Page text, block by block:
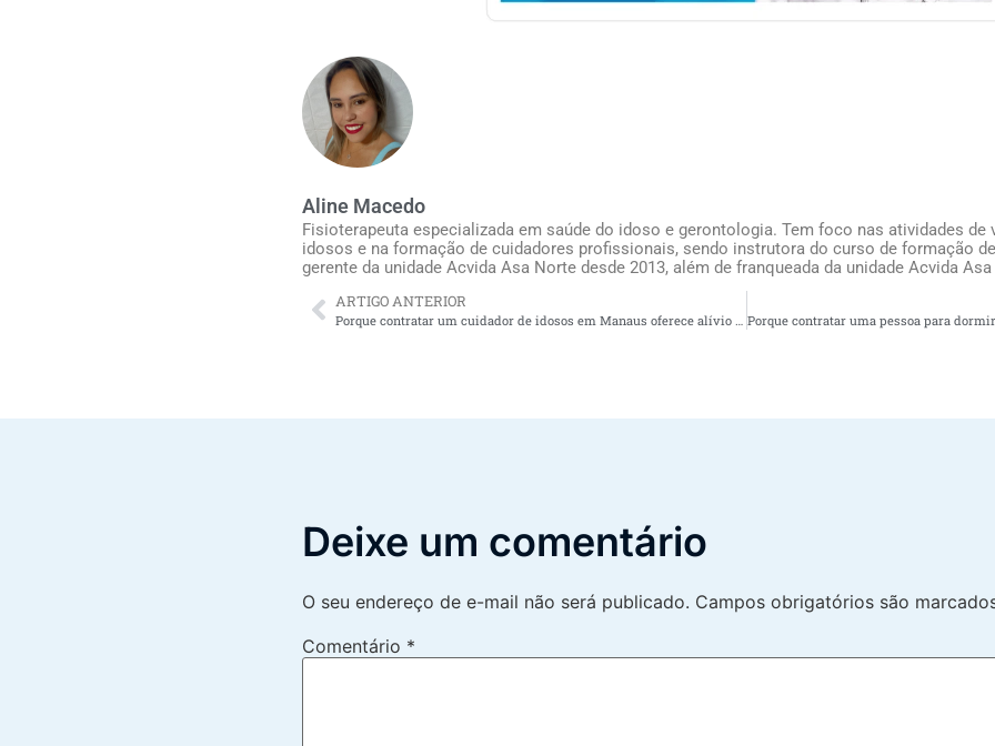
Aline Macedo
Fisioterapeuta especializada em saúde do idoso e gerontologia. Tem foco nas atividades de
idosos e na formação de cuidadores profissionais, sendo instrutora do curso de formação
gerente da unidade Acvida Asa Norte desde 2013, além de franqueada da unidade Acvida
ARTIGO ANTERIOR
Deixe um comentário
O seu endereço de e-mail não será publicado. Campos obrigatórios são
Comentário *